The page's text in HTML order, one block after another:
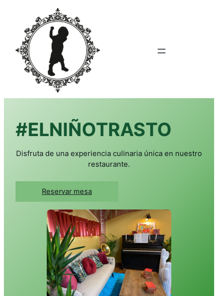
contenido
#ELNIÑOTRASTO
Disfruta de una experiencia culinaria única en nuestro
restaurante.
Reservar mesa